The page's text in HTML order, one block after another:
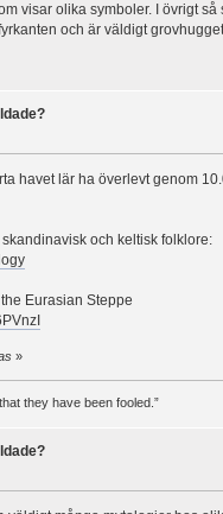
visar olika symboler. I övrigt
och är väldigt
havet lär ha överlevt genom
och keltisk folklore:
Eurasian Steppe
»
they have been fooled.”